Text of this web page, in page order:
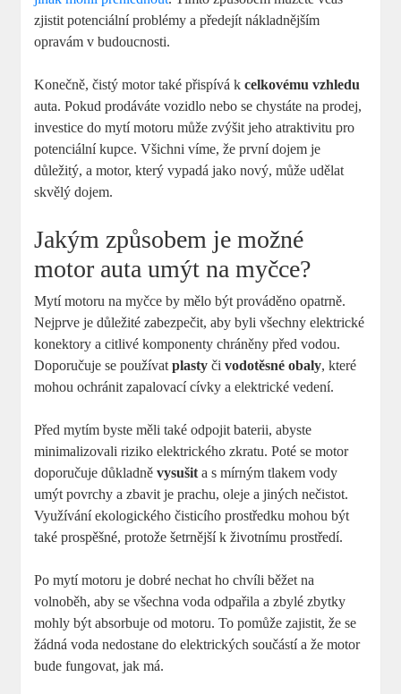
zjistit potenciální problémy a předejít nákladnějším
opravám v budoucnosti.
Konečně, čistý motor také přispívá kcelkovému vzhledu
auta. Pokud prodáváte vozidlo nebo se chystáte na prodej,
investice do mytí motoru může zvýšit jeho atraktivitu pro
potenciální kupce. Všichni víme, že první dojem je
důležitý, a motor, který vypadá jako nový, může udělat
skvělý dojem.
Jakým způsobem je možné
motor auta umýt na myčce?
Mytí motoru na myčce by mělo být prováděno opatrně.
Nejprve je důležité zabezpečit, aby byli všechny elektrické
konektory a citlivé komponenty chráněny před vodou.
Doporučuje se používatplasty čivodotěsné obaly, které
mohou ochránit zapalovací cívky a elektrické vedení.
Před mytím byste měli také odpojit baterii, abyste
minimalizovali riziko elektrického zkratu. Poté se motor
doporučuje důkladněvysušit a s mírným tlakem vody
umýt povrchy a zbavit je prachu, oleje a jiných nečistot.
Využívání ekologického čisticího prostředku mohou být
také prospěšné, protože šetrnější k životnímu prostředí.
Po mytí motoru je dobré nechat ho chvíli běžet na
volnoběh, aby se všechna voda odpařila a zbylé zbytky
mohly být absorbuje od motoru. To pomůže zajistit, že se
žádná voda nedostane do elektrických součástí a že motor
bude fungovat, jak má.